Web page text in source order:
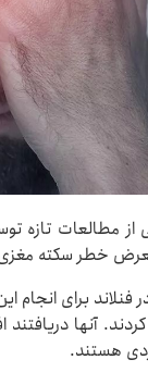
از مطالعات تازه
خطر سکته مغزی
هستند.